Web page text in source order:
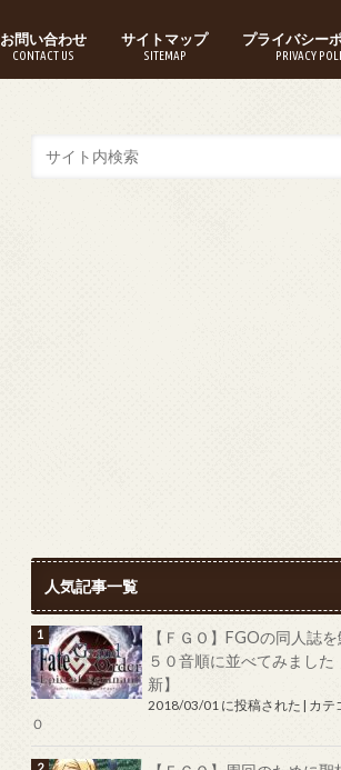
お問い合わせ
CONTACT US
サイトマップ
SITEMAP
プライバシー
PRIVACY
人気記事一覧
【ＦＧＯ】FGOの同人誌
５０音順に並べてみました
新】
2018/03/01 に投稿された カテ
Ｏ